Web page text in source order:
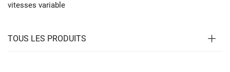
vitesses variable
TOUS LES PRODUITS